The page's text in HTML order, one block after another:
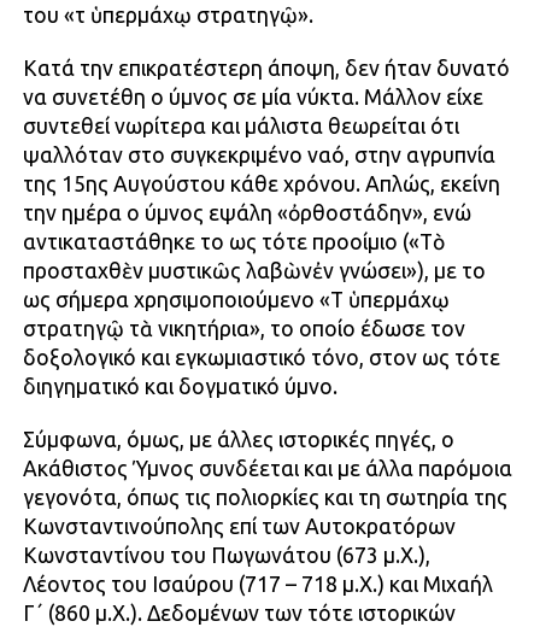
του «τῇ ὑπερμάχῳ στρατηγῷ».
Κατά την επικρατέστερη άποψη, δεν ήταν δυνατό
να συνετέθη ο ύμνος σε μία νύκτα. Μάλλον είχε
συντεθεί νωρίτερα και μάλιστα θεωρείται ότι
ψαλλόταν στο συγκεκριμένο ναό, στην αγρυπνία
της 15ης Αυγούστου κάθε χρόνου. Απλώς, εκείνη
την ημέρα ο ύμνος εψάλη «ὀρθοστάδην», ενώ
αντικαταστάθηκε το ως τότε προοίμιο («Τὸ
προσταχθὲν μυστικῶς λαβὼνἐν γνώσει»), με το
ως σήμερα χρησιμοποιούμενο «Τῇ ὑπερμάχῳ
στρατηγῷ τὰ νικητήρια», το οποίο έδωσε τον
δοξολογικό και εγκωμιαστικό τόνο, στον ως τότε
διηγηματικό και δογματικό ύμνο.
Σύμφωνα, όμως, με άλλες ιστορικές πηγές, ο
Ακάθιστος Ύμνος συνδέεται και με άλλα παρόμοια
γεγονότα, όπως τις πολιορκίες και τη σωτηρία της
Κωνσταντινούπολης επί των Αυτοκρατόρων
Κωνσταντίνου του Πωγωνάτου (673 μ.Χ.),
Λέοντος του Ισαύρου (717 – 718 μ.Χ.) και Μιχαήλ
Γ΄ (860 μ.Χ.). Δεδομένων των τότε ιστορικών